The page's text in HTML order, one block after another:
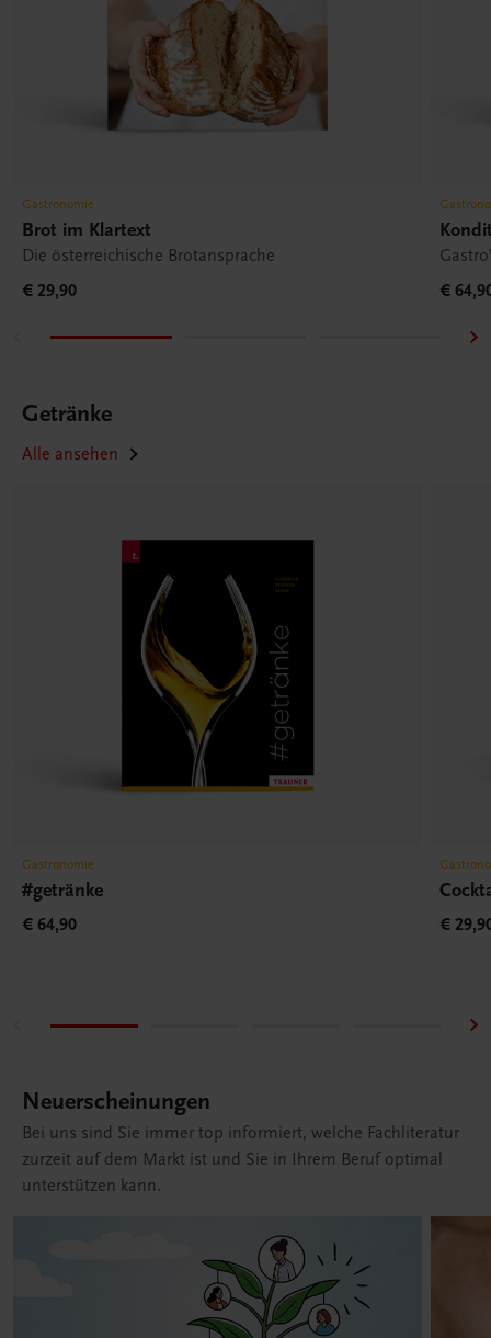
Gastronomie
Brot im Klartext
Die österreichische Brotansprache
€ 29,90
€
Getränke
Alle ansehen
Gastronomie
#getränke
€ 64,90 €
Neuerscheinungen
Bei uns sind Sie immer top informiert, welche Fachliteratur
zurzeit auf dem Markt ist und Sie in Ihrem Beruf optimal
unterstützen kann.